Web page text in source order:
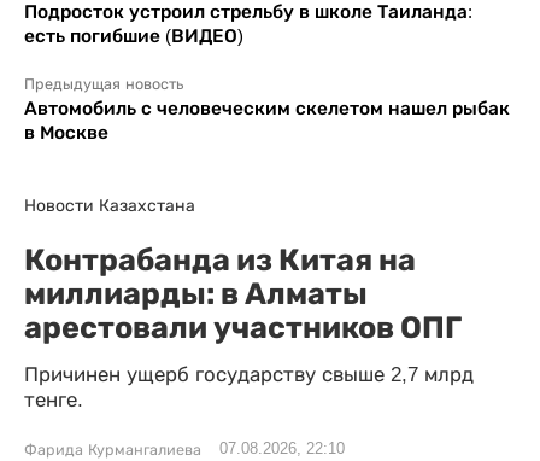
Подросток устроил стрельбу в школе Таиланда:
есть погибшие (ВИДЕО)
Предыдущая новость
Автомобиль с человеческим скелетом нашел рыбак
в Москве
Новости Казахстана
Контрабанда из Китая на
миллиарды: в Алматы
арестовали участников ОПГ
Причинен ущерб государству свыше 2,7 млрд
тенге.
Фарида Курмангалиева 07.08.2026, 22:10